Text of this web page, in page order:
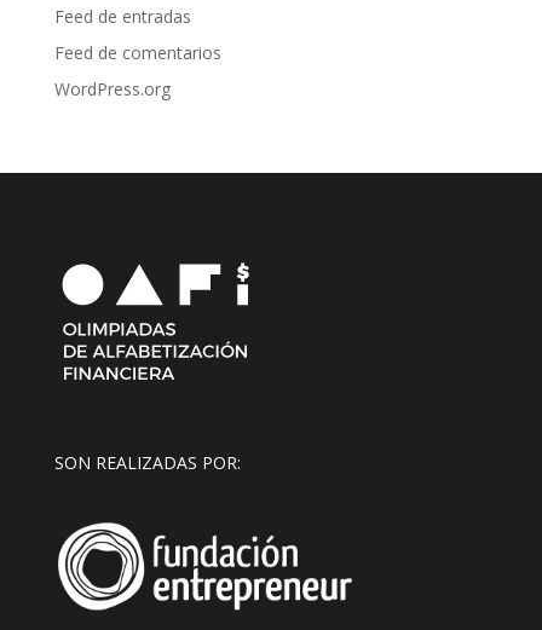
Feed de entradas
Feed de comentarios
WordPress.org
SON REALIZADAS POR: